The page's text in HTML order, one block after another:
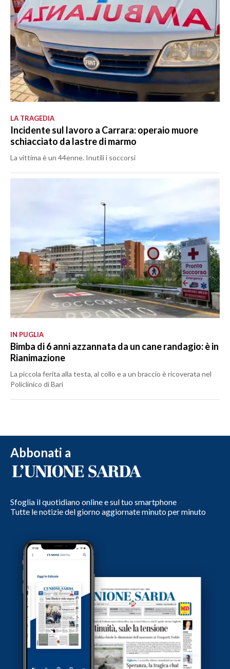
LA TRAGEDIA
Incidente sul lavoro a Carrara: operaio muore
schiacciato da lastre di marmo
La vittima è un 44enne. Inutili i soccorsi
IN PUGLIA
Bimba di 6 anni azzannata da un cane randagio: è in
Rianimazione
La piccola ferita alla testa, al collo e a un braccio è ricoverata nel
Policlinico di Bari
Abbonati a
Sfoglia il quotidiano online e sul tuo smartphone
Tutte le notizie del giorno aggiornate minuto per minuto